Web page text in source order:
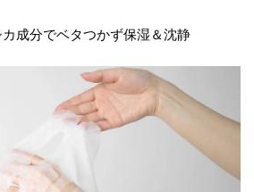
成分でベタつかず保湿＆沈静